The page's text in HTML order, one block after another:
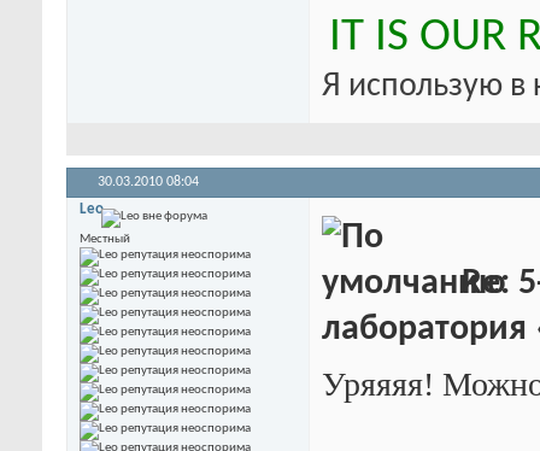
IT IS OUR
Я использую
30.03.2010 08:04
Leo
Местный
Re:
Уряяяя!